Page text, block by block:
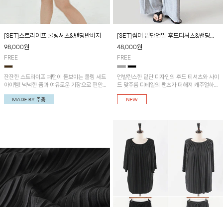
[SET]스트라이프 쿨링셔츠&밴딩반바지
98,000원
FREE
잔잔한 스트라이프 패턴이 돋보이는 쿨링 세트
아이템! 넉넉한 품과 여유로운 기장으로 편안
한 무드를 연출해 주며, 셋업은 물론 각각 단독
으로도 활용하기 좋은 아이템이에요~
[SET]썸머 밑단언발 후드티셔츠&밴딩팬
츠
48,000원
FREE
언발란스한 밑단 디자인의 후드 티셔츠와 사이
드 맞주름 디테일의 팬츠가 더해져 캐주얼하면
서도 멋스러운 실루엣을 연출해 주는 아이템!